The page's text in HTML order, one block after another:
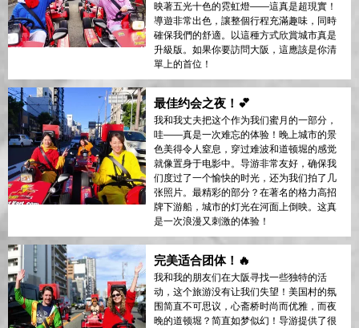
映著五光十色的霓虹燈——這真是超現實！
導遊非常出色，讓整個行程充滿趣味，同時
確保我們的舒適。以這種方式欣賞城市真是
升級版。如果你要訪問大阪，這應該是你清
單上的首位！
最佳约会之夜！💕
我和我丈夫把这个作为我们蜜月的一部分，
哇——真是一次难忘的体验！晚上城市的景
色美得令人窒息，穿过难波和道顿堀的感觉
就像置身于电影中。导游非常友好，确保我
们度过了一个愉快的时光，还为我们拍了几
张照片。最精彩的部分？在著名的格力高招
牌下游船，城市的灯光在河面上倒映。这真
是一次浪漫又刺激的体验！
完美适合团体！🔥
我和我的朋友们在大阪寻找一些独特的活
动，这个旅游没有让我们失望！美国村的氛
围简直不可思议，心斋桥时尚而优雅，而夜
晚的道顿堀？简直如梦似幻！导游提供了很